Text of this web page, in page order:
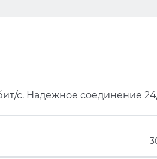
с. Надежное соединение